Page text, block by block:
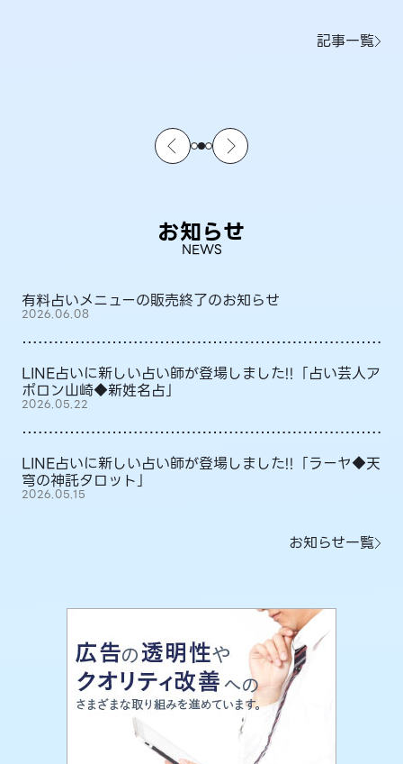
記事一覧
お知らせ
NEWS
有料占いメニューの販売終了のお知らせ
2026.06.08
LINE占いに新しい占い師が登場しました!!「占い芸人ア
ポロン山崎◆新姓名占」
2026.05.22
LINE占いに新しい占い師が登場しました!!「ラーヤ◆天
穹の神託タロット」
2026.05.15
お知らせ一覧